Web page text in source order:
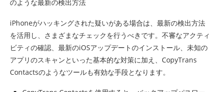
のような最新の検出方法
iPhoneがハッキングされた疑いがある場合は、最新の検出方法
を活用し、さまざまなチェックを行うべきです。不審なアクティ
ビティの確認、最新のiOSアップデートのインストール、未知の
アプリのスキャンといった基本的な対策に加え、CopyTrans
Contactsのようなツールも有効な手段となります。